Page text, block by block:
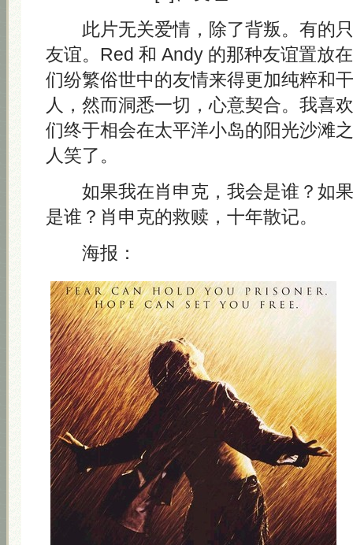
此片无关爱情，除了背叛。有的只
友谊。Red 和 Andy 的那种友谊置放
们纷繁俗世中的友情来得更加纯粹和
人，然而洞悉一切，心意契合。我喜
们终于相会在太平洋小岛的阳光沙滩
人笑了。
如果我在肖申克，我会是谁？如果
是谁？肖申克的救赎，十年散记。
海报：